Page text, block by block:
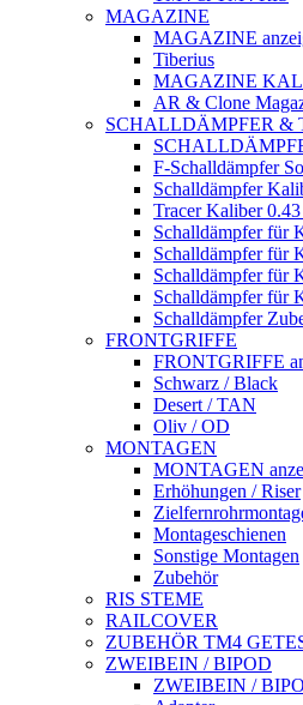
MAGAZINE
MAGAZINE
Tiberius
MAGAZINE
AR & Clone
SCHALLDÄMPFER &
F-Schalldämpfer
Schalldämpfer
Tracer Kaliber
Schalldämpfer für
Schalldämpfer für
Schalldämpfer für
Schalldämpfer für
Schalldämpfer
FRONTGRIFFE
FRONTGRIFFE
Schwarz / Black
Desert / TAN
Oliv / OD
MONTAGEN
MONTAGEN
Erhöhungen / Riser
Montageschienen
Sonstige Montagen
Zubehör
RIS STEME
RAILCOVER
ZUBEHÖR TM4
ZWEIBEIN / BIPOD
ZWEIBEIN /